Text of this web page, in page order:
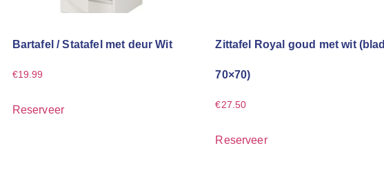
Bartafel / Statafel met deur Wit
€19.99
Reserveer
Zittafel Royal goud met wit (blad
70×70)
€27.50
Reserveer